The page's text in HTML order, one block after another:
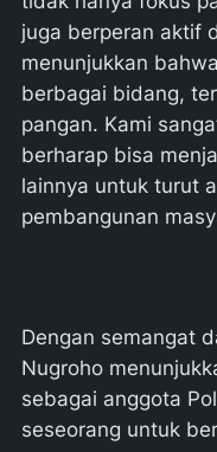
juga berperan aktif
menunjukkan
berbagai bidang,
pangan. Kami
berharap bisa
lainnya untuk turut
pembangunan
Dengan semangat
Nugroho
sebagai anggota
seseorang untuk